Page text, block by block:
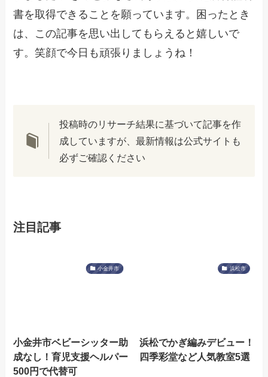
書を取得できることを願っています。困ったとき
は、この記事を思い出してもらえると嬉しいで
す。笑顔で今日も頑張りましょうね！
投稿時のリサーチ結果に基づいて記事を作
成していますが、最新情報は公式サイトも
必ずご確認ください
注目記事
小金井市
小金井市ベビーシッター助
成なし！育児支援ヘルパー
500円で代替可
浜松市
浜松でかぎ編みデビュー！
四季彩堂など人気教室5選